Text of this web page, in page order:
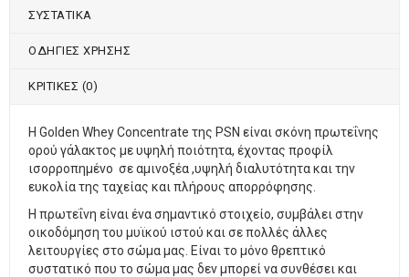
ΣΥΣΤΑΤΙΚΑ
ΟΔΗΓΙΕΣ ΧΡΗΣΗΣ
ΚΡΙΤΙΚΈΣ (0)
Η Golden Whey Concentrate της PSN είναι σκόνη πρωτεΐνης
ορού γάλακτος με υψηλή ποιότητα, έχοντας προφίλ
ισορροπημένο σε αμινοξέα ,υψηλή διαλυτότητα και την
ευκολία της ταχείας και πλήρους απορρόφησης.
Η πρωτεΐνη είναι ένα σημαντικό στοιχείο, συμβάλει στην
οικοδόμηση του μυϊκού ιστού και σε πολλές άλλες
λειτουργίες στο σώμα μας. Είναι το μόνο θρεπτικό
συστατικό που το σώμα μας δεν μπορεί να συνθέσει και